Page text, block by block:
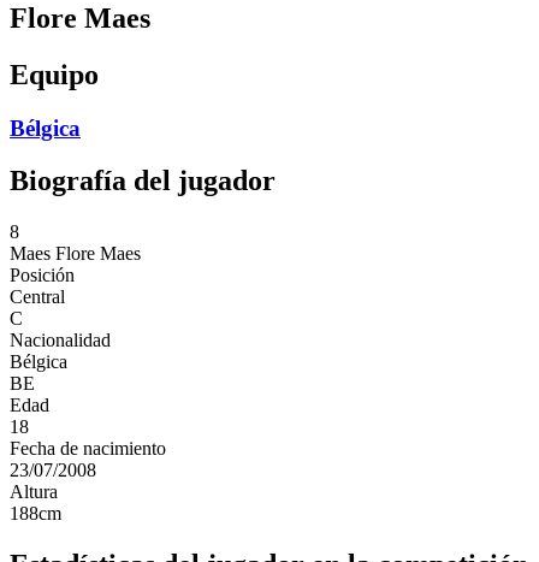
Flore Maes
Equipo
Bélgica
Biografía del jugador
8
Maes Flore Maes
Posición
Central
C
Nacionalidad
Bélgica
BE
Edad
18
Fecha de nacimiento
23/07/2008
Altura
188cm